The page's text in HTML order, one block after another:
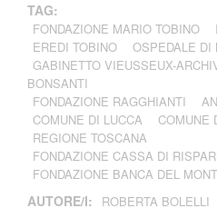
TAG:
FONDAZIONE MARIO TOBINO
EREDI TOBINO
OSPEDALE DI
GABINETTO VIEUSSEUX-
BONSANTI
FONDAZIONE RAGGHIANTI
COMUNE DI LUCCA
COMUNE
REGIONE TOSCANA
FONDAZIONE CASSA DI
FONDAZIONE BANCA DEL
AUTORE/I: ROBERTA BOLELLI